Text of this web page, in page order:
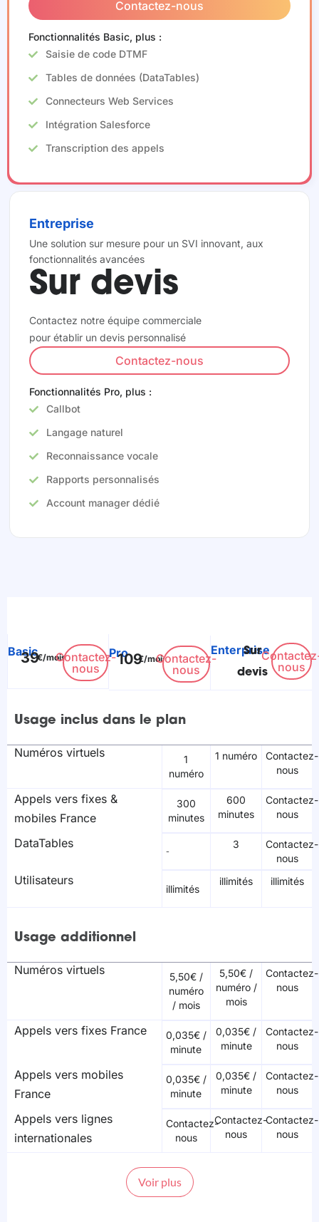
Contactez-nous
Fonctionnalités Basic, plus :
Saisie de code DTMF
Tables de données (DataTables)
Connecteurs Web Services
Intégration Salesforce
Transcription des appels
Entreprise
Une solution sur mesure pour un SVI innovant, aux
fonctionnalités avancées
Sur devis
Contactez notre équipe commerciale
pour établir un devis personnalisé
Contactez-nous
Fonctionnalités Pro, plus :
Callbot
Langage naturel
Reconnaissance vocale
Rapports personnalisés
Account manager dédié
Basic
39€/moisContactez-
nous
Pro109€/moisContactez-
nous
Enterprise
Sur
devis
nous
Usage inclus dans le plan
Numéros virtuels
1
numéro
1 numéro
Contactez-
nous
Appels vers fixes &
mobiles France
300
minutes
600
minutes
Contactez-
nous
DataTables
-
3
Contactez-
nous
Utilisateurs
illimités
illimités illimités
Usage additionnel
Numéros virtuels
5,50€ /
numéro
/ mois
5,50€ /
numéro /
mois
Contactez-
nous
Appels vers fixes France
0,035€ /
minute
0,035€ /
minute
Contactez-
nous
Appels vers mobiles
France
0,035€ /
minute
0,035€ /
minute
Contactez-
nous
Appels vers lignes
internationales
Contactez-
nous
Contactez-
nous
Contactez-
nous
Voir plus